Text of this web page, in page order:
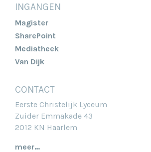
INGANGEN
Magister
SharePoint
Mediatheek
Van Dijk
CONTACT
Eerste Christelijk Lyceum
Zuider Emmakade 43
2012 KN Haarlem
meer…